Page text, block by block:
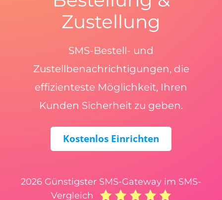
Zustellung
SMS-Bestell- und
Zustellbenachrichtigungen, die
effizienteste Möglichkeit, Ihren
Kunden Sicherheit zu geben.
Kostenlos Einrichten
2026 Günstigster SMS-Gateway im SMS-
Vergleich